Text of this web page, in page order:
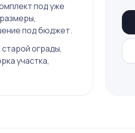
под уже
под бюджет.
ограды,
участка,